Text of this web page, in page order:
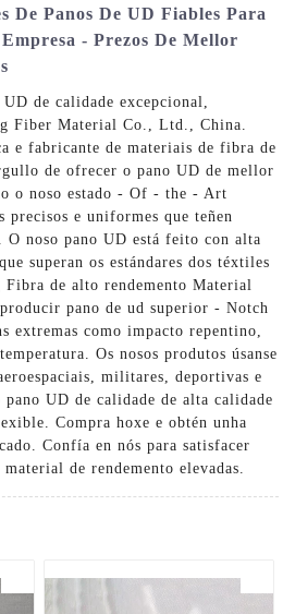
De Panos De UD Fiables Para
- Prezos De Mellor
de calidade excepcional,
Fiber Material Co., Ltd., China.
e fabricante de materiais de fibra de
de ofrecer o pano UD de mellor
o noso estado - Of - the - Art
precisos e uniformes que teñen
O noso pano UD está feito con alta
superan os estándares dos téxtiles
de alto rendemento Material
pano de ud superior - Notch
extremas como impacto repentino,
Os nosos produtos úsanse
militares, deportivas e
UD de calidade de alta calidade
Compra hoxe e obtén unha
Confía en nós para satisfacer
material de rendemento elevadas.